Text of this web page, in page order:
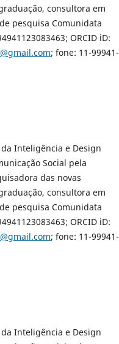
consultora em
pesquisa Comunidata
ORCID iD:
; fone: 11-99941-
Inteligência e Design
Social pela
das novas
consultora em
pesquisa Comunidata
ORCID iD:
; fone: 11-99941-
Inteligência e Design